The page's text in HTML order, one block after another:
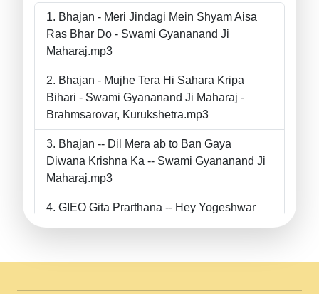
Bhajan - Meri Jindagi Mein Shyam Aisa
Ras Bhar Do - Swami Gyananand Ji
Maharaj.mp3
Bhajan - Mujhe Tera Hi Sahara Kripa
Bihari - Swami Gyananand Ji Maharaj -
Brahmsarovar, Kurukshetra.mp3
Bhajan -- Dil Mera ab to Ban Gaya
Diwana Krishna Ka -- Swami Gyananand Ji
Maharaj.mp3
GIEO Gita Prarthana -- Hey Yogeshwar
II Swami Gyananand Ji Maharaj.mp3